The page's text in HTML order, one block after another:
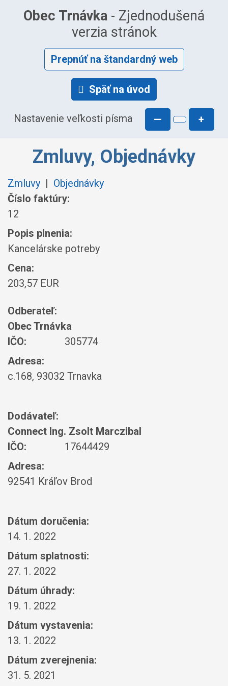
Obec Trnávka - Zjednodušená
verzia stránok
Prepnúť na štandardný web
Späť na úvod
Nastavenie veľkosti písma — +
Zmluvy, Objednávky
Zmluvy | Objednávky
Číslo faktúry:
12
Popis plnenia:
Kancelárske potreby
Cena:
203,57 EUR
Odberateľ:
Obec Trnávka
IČO:
305774
Adresa:
c.168, 93032 Trnavka
Dodávateľ:
Connect Ing. Zsolt Marczibal
IČO:
17644429
Adresa:
92541 Kráľov Brod
Dátum doručenia:
14. 1. 2022
Dátum splatnosti:
27. 1. 2022
Dátum úhrady:
19. 1. 2022
Dátum vystavenia:
13. 1. 2022
Dátum zverejnenia:
31. 5. 2021